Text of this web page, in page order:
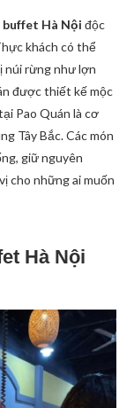
buffet Hà Nội độc
khách có thể
núi rừng như lợn
được thiết kế mộc
Pao Quán là cơ
Tây Bắc. Các món
giữ nguyên
cho những ai muốn
Hà Nội